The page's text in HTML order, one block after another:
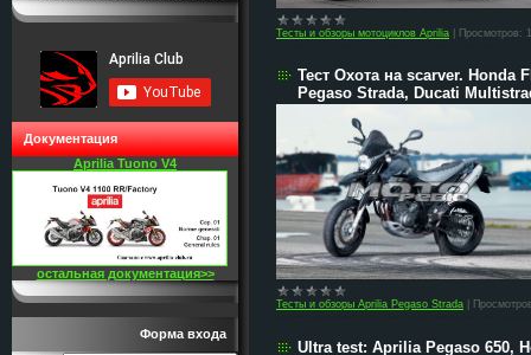
Документация
Aprilia Tuono V4
остальная документация>>
Форма входа
Тесты и обзоры мотоциклов Aprilia Просмотров:
Тест Охота на scarver. Honda
Pegaso Strada, Ducati
Тесты и обзоры Aprilia Pegaso Strada
Ultra test: Aprilia Pegaso 650,